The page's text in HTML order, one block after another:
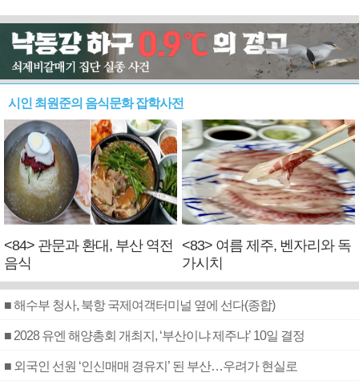
시인 최원준의 음식문화 잡학사전
<84> 관문과 환대, 부산 역전
음식
<83> 여름 제주, 벤자리와 독
가시치
■ 해수부 청사, 북항 국제여객터미널 옆에 선다(종합)
■ 2028 유엔 해양총회 개최지, ‘부산이냐 제주냐’ 10일 결정
■ 외국인 선원 ‘인신매매 경유지’ 된 부산…우려가 현실로